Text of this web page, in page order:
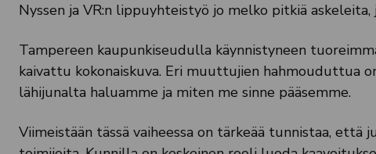
Nyssen ja VR:n lippuyhteistyö jo melko pitkiä askeleita,
Tampereen kaupunkiseudulla käynnistyneen
kaivattu kokonaiskuva. Eri muuttujien hahmouduttua
lähijunalta haluamme ja miten me sinne pääsemme.
Viimeistään tässä vaiheessa on tärkeää tunnistaa,